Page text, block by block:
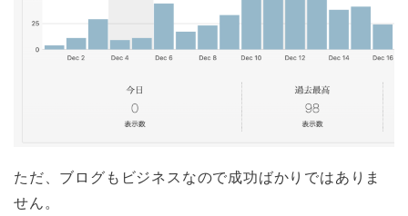
ただ、ブログもビジネスなので成功ばかりではありま
せん。